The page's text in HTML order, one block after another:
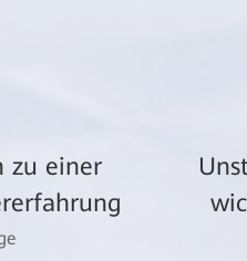
zu einer